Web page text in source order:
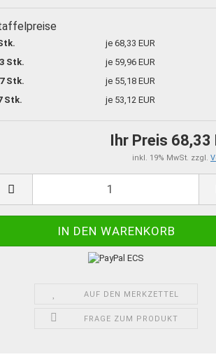
je 68,33 EUR
Stk.
je 59,96 EUR
Stk.
je 55,18 EUR
Stk.
je 53,12 EUR
Ihr Preis 68,33
inkl. 19% MwSt. zzgl.
AUF DEN MERKZETTEL
FRAGE ZUM PRODUKT